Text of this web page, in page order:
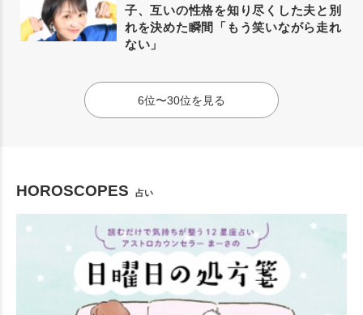
子、互いの性格を知り尽くした夫と別
れを決めた瞬間「もう笑いながら走れ
ない」
6位〜30位を見る
HOROSCOPES 占い